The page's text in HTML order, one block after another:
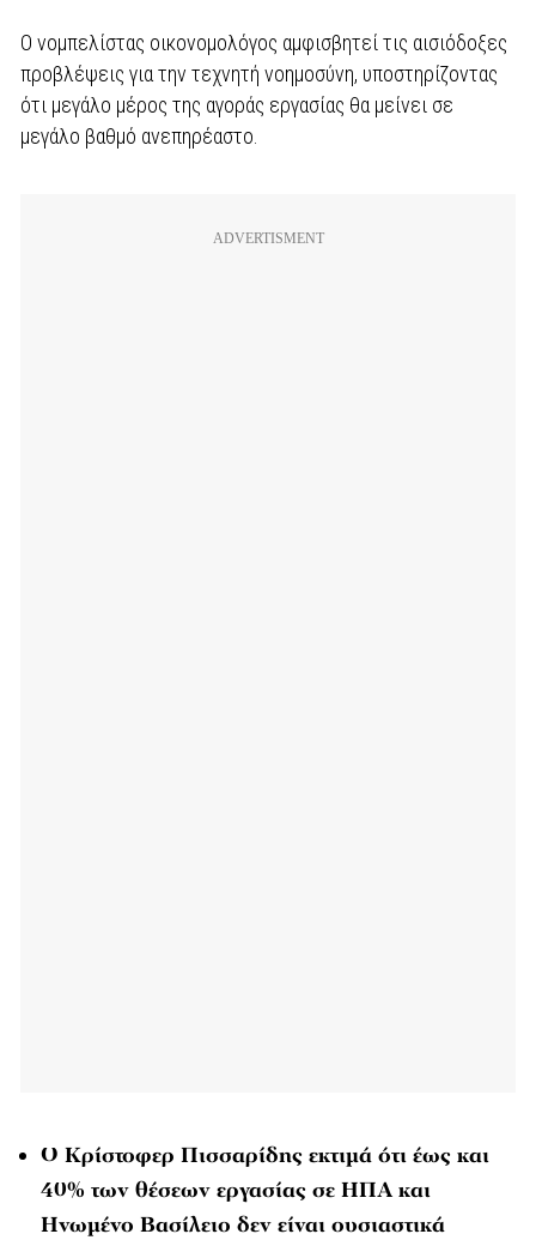
Ο νομπελίστας οικονομολόγος αμφισβητεί τις αισιόδοξες
προβλέψεις για την τεχνητή νοημοσύνη, υποστηρίζοντας
ότι μεγάλο μέρος της αγοράς εργασίας θα μείνει σε
μεγάλο βαθμό ανεπηρέαστο.
Ο Κρίστοφερ Πισσαρίδης εκτιμά ότι έως και
40% των θέσεων εργασίας σε ΗΠΑ και
Ηνωμένο Βασίλειο δεν είναι ουσιαστικά